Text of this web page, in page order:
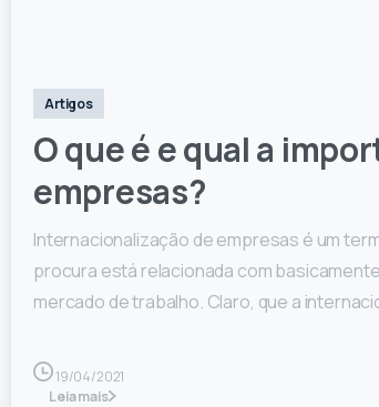
Artigos
O que é e qual a
empresas?
Internacionalização de empresas é um
procura está relacionada com
mercado de trabalho. Claro, que a
19/04/2021
Leia mais